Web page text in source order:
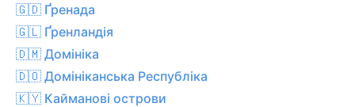
🇬🇩 Ґренада
🇬🇱 Ґренландія
🇩🇲 Домініка
🇩🇴 Домініканська Республіка
🇰🇾 Кайманові острови